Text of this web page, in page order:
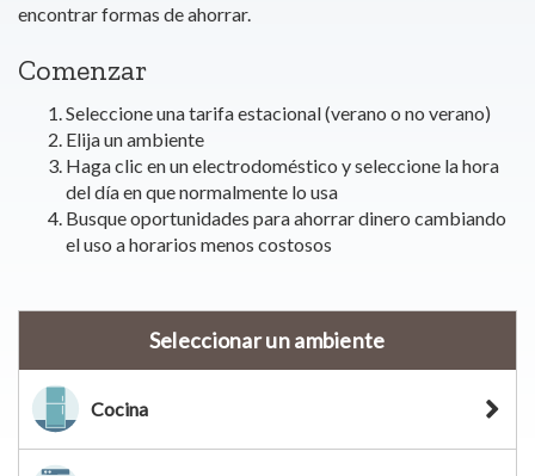
encontrar formas de ahorrar.
Comenzar
Seleccione una tarifa estacional (verano o no verano)
Elija un ambiente
Haga clic en un electrodoméstico y seleccione la hora
del día en que normalmente lo usa
Busque oportunidades para ahorrar dinero cambiando
el uso a horarios menos costosos
Seleccionar un ambiente
Cocina